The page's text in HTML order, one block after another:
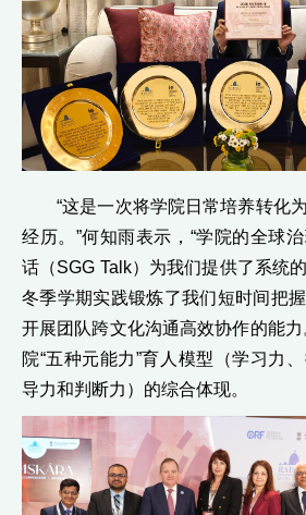
“这是一次将学院日常培养转化
经历。”何知雨表示，“学院的全球
话（SGG Talk）为我们提供了系统
冬季学期实践锻炼了我们短时间把
开展团队跨文化沟通高效协作的能
院“五种元能力”育人模型（学习力
导力和判断力）的综合体现。